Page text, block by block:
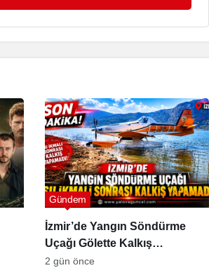
İzmir’de Yangın Söndürme
Uçağı Gölette Kalkış
Yapamadı!
Gündem
2 gün önce
Gündem
Yalova’da Park
Tartışması Sosyal
Medyada Büyük Yankı
Uyandırdı